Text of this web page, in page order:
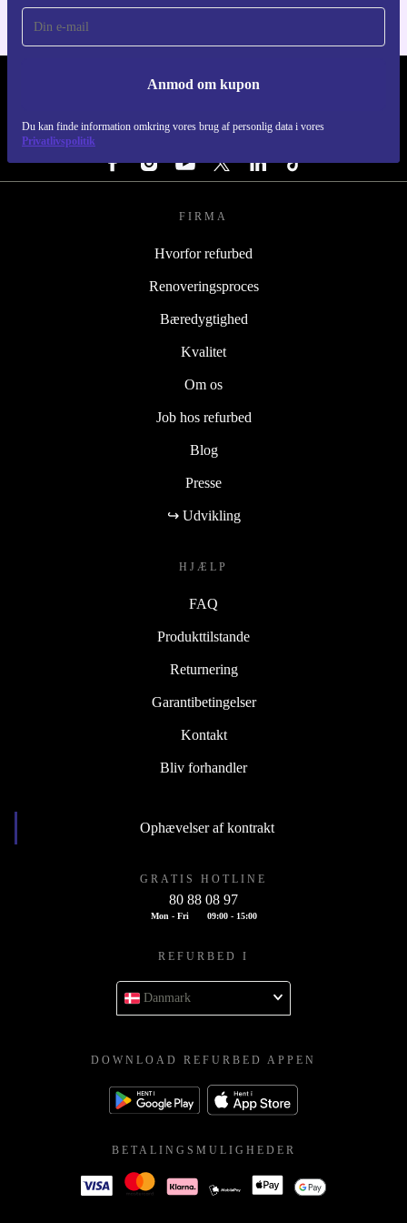
Anmod om kupon
Du kan finde information omkring vores brug af personlig data i vores
Privatlivspolitik
REFURBED DANMARK - RETHINK NEW.
FØLG OS
FIRMA
Hvorfor refurbed
Renoveringsproces
Bæredygtighed
Kvalitet
Om os
Job hos refurbed
Blog
Presse
↪ Udvikling
HJÆLP
FAQ
Produkttilstande
Returnering
Garantibetingelser
Kontakt
Bliv forhandler
Ophævelser af kontrakt
GRATIS HOTLINE
80 88 08 97
Mon - Fri 09:00 - 15:00
REFURBED I
Danmark
DOWNLOAD REFURBED APPEN
BETALINGSMULIGHEDER